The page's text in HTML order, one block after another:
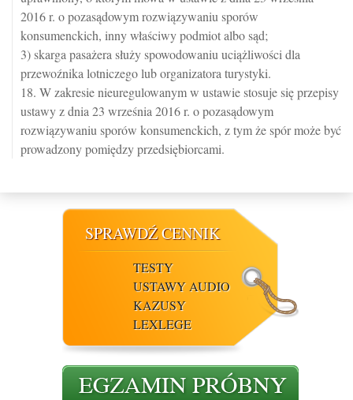
2016 r. o pozasądowym rozwiązywaniu sporów
konsumenckich, inny właściwy podmiot albo sąd;
3) skarga pasażera służy spowodowaniu uciążliwości dla
przewoźnika lotniczego lub organizatora turystyki.
18. W zakresie nieuregulowanym w ustawie stosuje się przepisy
ustawy z dnia 23 września 2016 r. o pozasądowym
rozwiązywaniu sporów konsumenckich, z tym że spór może być
prowadzony pomiędzy przedsiębiorcami.
SPRAWDŹ CENNIK
TESTY
USTAWY AUDIO
KAZUSY
LEXLEGE